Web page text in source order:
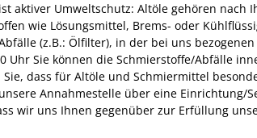
aktiver Umweltschutz: Altöle gehören
wie Lösungsmittel, Brems- oder
(z.B.: Ölfilter), in der bei uns
Uhr Sie können die Schmierstoffe/Abfälle
dass für Altöle und Schmiermittel
Annahmestelle über eine
wir uns Ihnen gegenüber zur Erfüllung